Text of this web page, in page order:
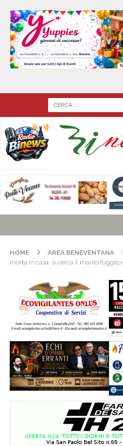
HOME AREA BENEVENTANA
morta in casa: si cerca il marito fuggito